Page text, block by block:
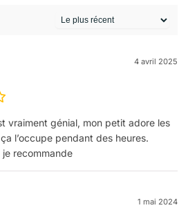
4 avril 2025
vraiment génial, mon petit adore les
l’occupe pendant des heures.
recommande
1 mai 2024